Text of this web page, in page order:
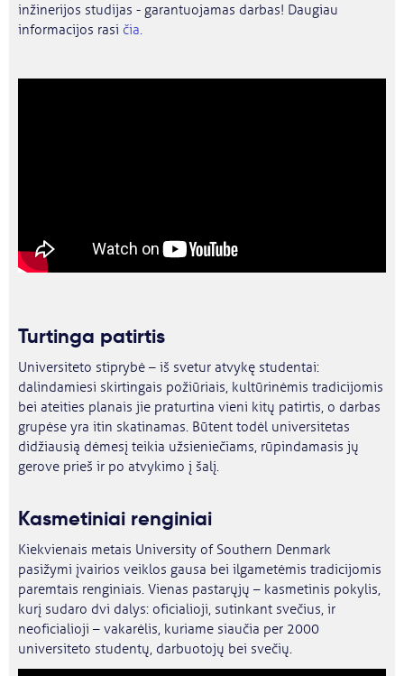
inžinerijos studijas - garantuojamas darbas! Daugiau
informacijos rasi čia.
Turtinga patirtis
Universiteto stiprybė – iš svetur atvykę studentai:
dalindamiesi skirtingais požiūriais, kultūrinėmis tradicijomis
bei ateities planais jie praturtina vieni kitų patirtis, o darbas
grupėse yra itin skatinamas. Būtent todėl universitetas
didžiausią dėmesį teikia užsieniečiams, rūpindamasis jų
gerove prieš ir po atvykimo į šalį.
Kasmetiniai renginiai
Kiekvienais metais University of Southern Denmark
pasižymi įvairios veiklos gausa bei ilgametėmis tradicijomis
paremtais renginiais. Vienas pastarųjų – kasmetinis pokylis,
kurį sudaro dvi dalys: oficialioji, sutinkant svečius, ir
neoficialioji – vakarėlis, kuriame siaučia per 2000
universiteto studentų, darbuotojų bei svečių.